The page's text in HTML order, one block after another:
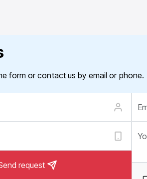
form or contact us by email or phone.
request